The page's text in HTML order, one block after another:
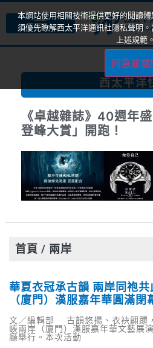
西太平洋
《卓越雜誌》40週年
登峰大賞」開跑！
首頁 / 兩岸
華夏衣冠承古韻 兩岸同袍
（廈門）漢服嘉年華圓滿閉
文／編輯部 古韻悠揚、衣袂翩躚
峽兩岸（廈門）漢服嘉年華文藝展
廳舉行。本次活動
本網站使用相關技術提供更好的閱讀
須優先瞭解西太平洋通訊社隱私聲明
上述規範。
同意並關